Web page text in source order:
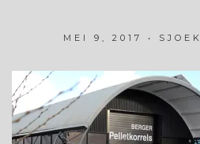
MEI 9, 2017 •